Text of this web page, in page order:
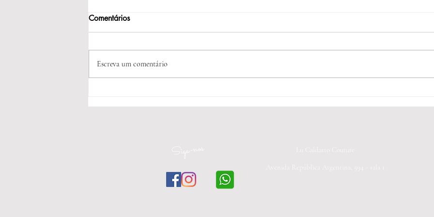
Complementar o Vestido de
Uma noite incrível
Comentários
Escreva um comentário
Avenida República Argentina, 594 - sala 1
Siga-nos